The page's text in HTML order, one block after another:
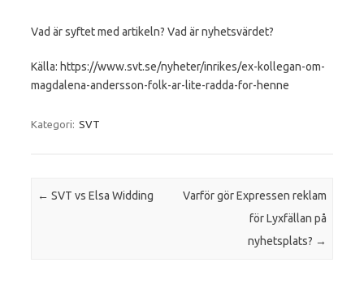
Vad är syftet med artikeln? Vad är nyhetsvärdet?
Källa: https://www.svt.se/nyheter/inrikes/ex-kollegan-om-
magdalena-andersson-folk-ar-lite-radda-for-henne
Kategori: SVT
Inläggsnavigering
← SVT vs Elsa Widding
Varför gör Expressen reklam
för Lyxfällan på
nyhetsplats? →